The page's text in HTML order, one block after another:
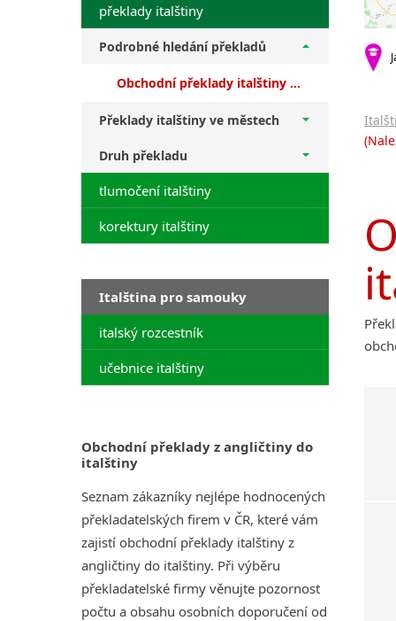
překlady italštiny
Podrobné hledání překladů
Obchodní překlady italštiny + překlady z angličtiny
Překlady italštiny ve městech
Druh překladu
tlumočení italštiny
korektury italštiny
Italština pro samouky
italský rozcestník
učebnice italštiny
Obchodní překlady z angličtiny do
italštiny
Seznam zákazníky nejlépe hodnocených
překladatelských firem v ČR, které vám
zajistí obchodní překlady italštiny z
angličtiny do italštiny. Při výběru
překladatelské firmy věnujte pozornost
počtu a obsahu osobních doporučení od